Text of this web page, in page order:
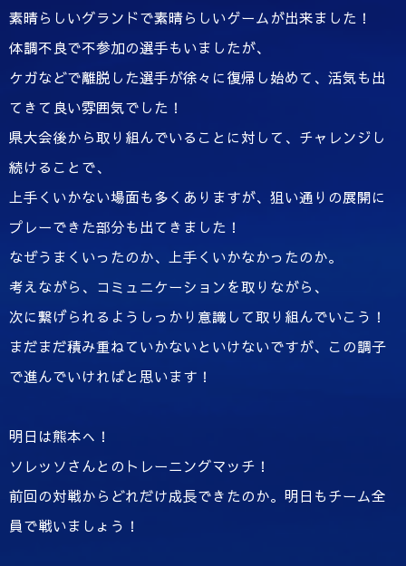
素晴らしいグランドで素晴らしいゲームが出来ました！
体調不良で不参加の選手もいましたが、
ケガなどで離脱した選手が徐々に復帰し始めて、活気も出
てきて良い雰囲気でした！
県大会後から取り組んでいることに対して、チャレンジし
続けることで、
上手くいかない場面も多くありますが、狙い通りの展開に
プレーできた部分も出てきました！
なぜうまくいったのか、上手くいかなかったのか。
考えながら、コミュニケーションを取りながら、
次に繋げられるようしっかり意識して取り組んでいこう！
まだまだ積み重ねていかないといけないですが、この調子
で進んでいければと思います！
明日は熊本へ！
ソレッソさんとのトレーニングマッチ！
前回の対戦からどれだけ成長できたのか。明日もチーム全
員で戦いましょう！